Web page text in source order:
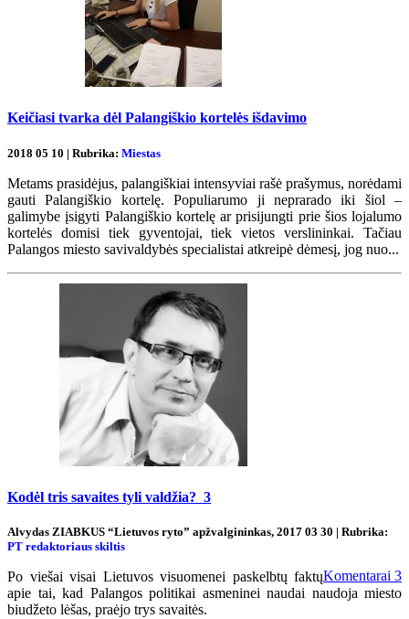
Keičiasi tvarka dėl Palangiškio kortelės išdavimo
2018 05 10 | Rubrika: Miestas
Metams prasidėjus, palangiškiai intensyviai rašė prašymus, norėdami
gauti Palangiškio kortelę. Populiarumo ji neprarado iki šiol –
galimybe įsigyti Palangiškio kortelę ar prisijungti prie šios lojalumo
kortelės domisi tiek gyventojai, tiek vietos verslininkai. Tačiau
Palangos miesto savivaldybės specialistai atkreipė dėmesį, jog nuo...
Kodėl tris savaites tyli valdžia? 3
Alvydas ZIABKUS “Lietuvos ryto” apžvalgininkas, 2017 03 30 | Rubrika:
PT redaktoriaus skiltis
Komentarai 3
Po viešai visai Lietuvos visuomenei paskelbtų faktų
apie tai, kad Palangos politikai asmeninei naudai naudoja miesto
biudžeto lėšas, praėjo trys savaitės.